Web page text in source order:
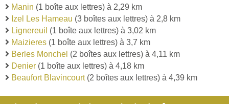
Manin (1 boîte aux lettres) à 2,29 km
Izel Les Hameau (3 boîtes aux lettres) à 2,8 km
Lignereuil (1 boîte aux lettres) à 3,02 km
Maizieres (1 boîte aux lettres) à 3,7 km
Berles Monchel (2 boîtes aux lettres) à 4,11 km
Denier (1 boîte aux lettres) à 4,18 km
Beaufort Blavincourt(2 boîtes aux lettres) à 4,39 km